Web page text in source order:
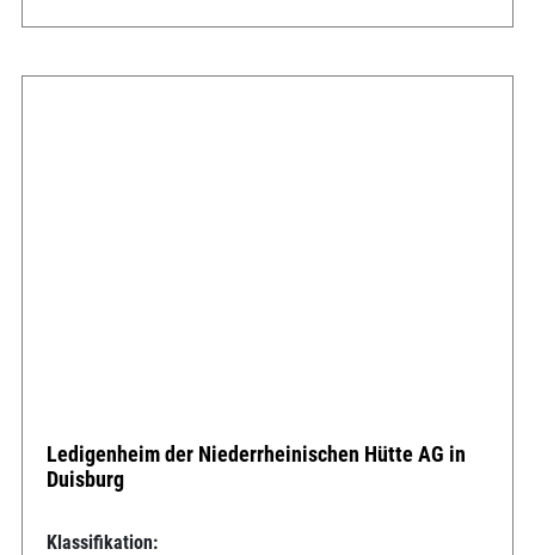
Ledigenheim der Niederrheinischen Hütte AG in
Duisburg
Klassifikation: